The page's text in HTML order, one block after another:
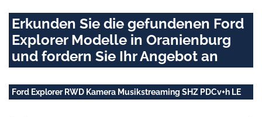
Erkunden Sie die gefundenen Ford
Explorer Modelle in Oranienburg
und fordern Sie Ihr Angebot an
Ford Explorer RWD Kamera Musikstreaming SHZ PDCv+h LE